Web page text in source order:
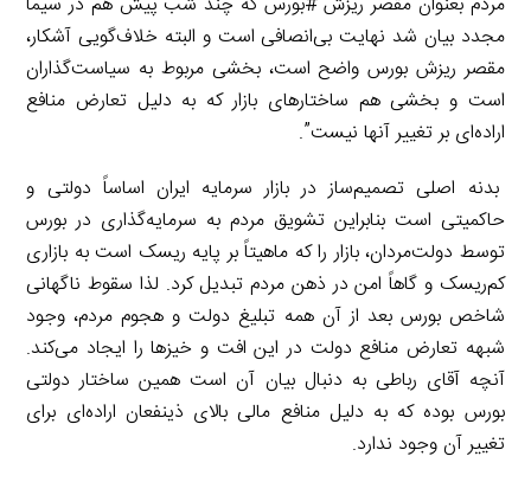
مجدد بیان شد نهایت بی‌انصافی است و البته خلاف‌گویی آشکار،
مقصر ریزش بورس واضح است، بخشی مربوط به سیاست‌گذاران
است و بخشی هم ساختارهای بازار که به دلیل تعارض منافع
اراده‌ای بر تغییر آنها نیست”.
بدنه اصلی تصمیم‌ساز در بازار سرمایه ایران اساساً دولتی و
حاکمیتی است بنابراین تشویق مردم به سرمایه‌گذاری در بورس
توسط دولت‌مردان، بازار را که ماهیتاً بر پایه ریسک است به بازاری
کم‌ریسک و گاهاً امن در ذهن مردم تبدیل کرد. لذا سقوط ناگهانی
شاخص بورس بعد از آن همه تبلیغ دولت و هجوم مردم، وجود
شبهه تعارض منافع دولت در این افت و خیزها را ایجاد می‌کند.
آنچه آقای رباطی به دنبال بیان آن است همین ساختار دولتی
بورس بوده که به دلیل منافع مالی بالای ذینفعان اراده‌ای برای
تغییر آن وجود ندارد.